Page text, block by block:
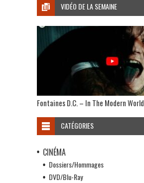
VIDÉO DE LA SEMAINE
Fontaines D.C. – In The Modern World
CATÉGORIES
CINÉMA
Dossiers/Hommages
DVD/Blu-Ray